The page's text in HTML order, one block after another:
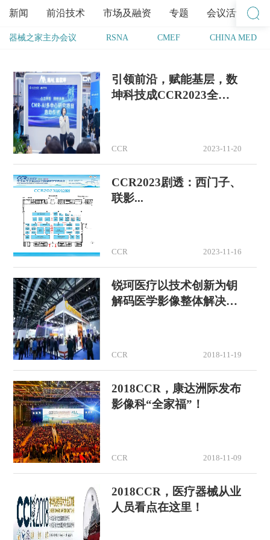
新闻 前沿技术 市场及融资 专题 会议活动
器械之家主办会议 RSNA CMEF CHINA MED
引领前沿，赋能基层，数
坤科技成CCR2023全
CCR 2023-11-20
CCR2023剧透：西门子、
联影...
CCR 2023-11-16
锐珂医疗以技术创新为钥
解码医学影像整体解决方
CCR 2018-11-19
2018CCR，康达洲际发布
影像科“全家福”！
CCR 2018-11-09
2018CCR，医疗器械从业
人员看点在这里！